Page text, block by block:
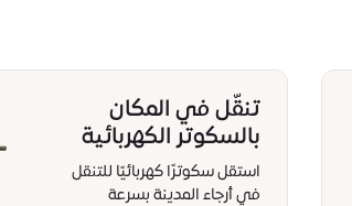
تنقّل في المكان
بالسكوتر الكهربائية
استقل سكوترًا كهربائيًا للتنقل
في أرجاء المدينة بسرعة